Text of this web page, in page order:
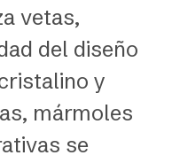
vetas,
del diseño
y
mármoles
se